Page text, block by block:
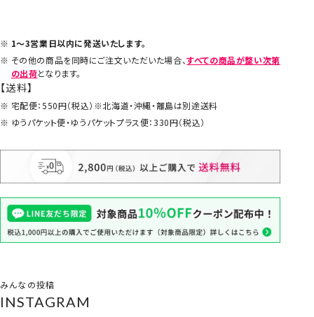
1～3営業日以内に発送いたします。
その他の商品を同時にご注文いただいた場合、すべての商品が整い次第
の出荷となります。
【送料】
宅配便：550円（税込）※北海道・沖縄・離島は別途送料
ゆうパケット便・ゆうパケットプラス便：330円（税込）
みんなの投稿
INSTAGRAM